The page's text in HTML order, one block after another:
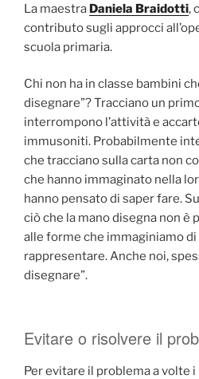
La maestra Daniela Braidotti,
contributo sugli approcci
scuola primaria.
Chi non ha in classe bambini
disegnare”? Tracciano un
interrompono l’attività e
immusoniti. Probabilmente
che tracciano sulla carta non
che hanno immaginato nella
hanno pensato di saper fare.
ciò che la mano disegna non è
alle forme che immaginiamo di
rappresentare. Anche noi,
disegnare”.
Evitare o risolvere il
Per evitare il problema a volte